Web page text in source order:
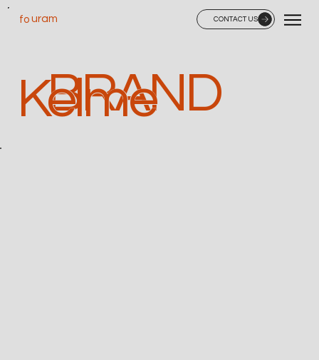
CONTACT US
uram
fo
BRAND
Kelme